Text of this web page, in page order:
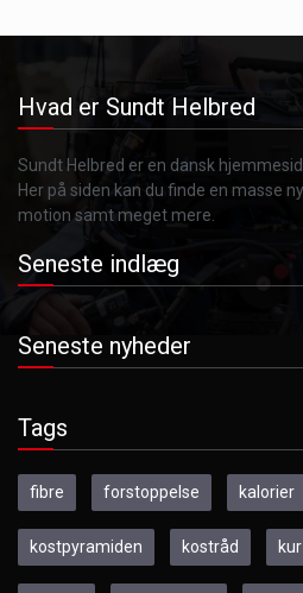
Hvad er Sundt Helbred
Sundt Helbred er en dansk
Her på siden kan du finde en masse
motion samt meget mere.
Seneste indlæg
Seneste nyheder
Tags
fibre forstoppelse kalorier
kostpyramiden kostråd kur